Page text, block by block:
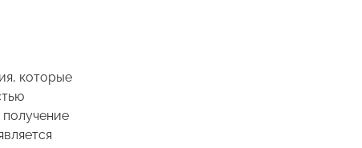
которые